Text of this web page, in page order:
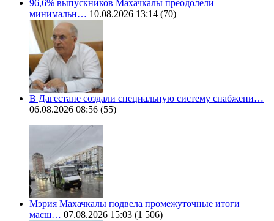
96,6% выпускников Махачкалы преодолели
минимальн… 10.08.2026 13:14 (70)
В Дагестане создали специальную систему снабжени…
06.08.2026 08:56 (55)
Мэрия Махачкалы подвела промежуточные итоги
масш… 07.08.2026 15:03 (1 506)